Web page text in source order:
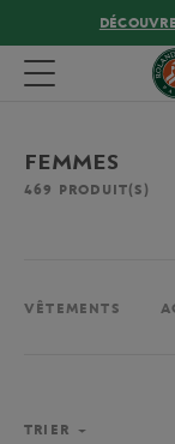
Toggle navigation
FEMMES
469 PRODUIT(S)
VÊTEMENTS
TRIER